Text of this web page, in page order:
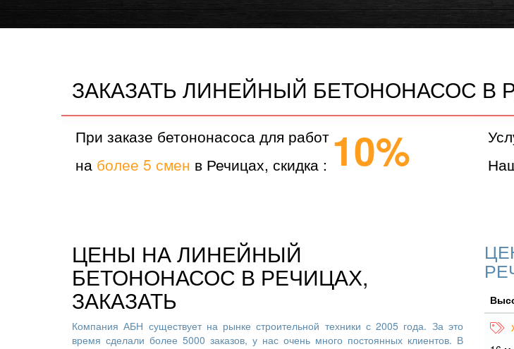
ЗАКАЗАТЬ ЛИНЕЙНЫЙ БЕТОНОНАСОС В
При заказе бетононасоса для работ
на более 5 смен в Речицах, скидка : 10%
ЦЕНЫ НА ЛИНЕЙНЫЙ
БЕТОНОНАСОС В РЕЧИЦАХ,
ЗАКАЗАТЬ
Компания АБН существует на рынке строительной техники с 2005 года. За это
время сделали более 5000 заказов, у нас очень много постоянных клиентов. В